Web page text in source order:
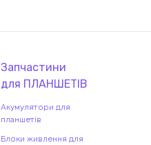
Запчастини
для ПЛАНШЕТІВ
Акумулятори для
планшетів
Блоки живлення для